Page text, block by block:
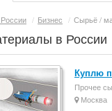
/ Бизнес / Сырьё /
в России
Куплю
Прочее
Москва